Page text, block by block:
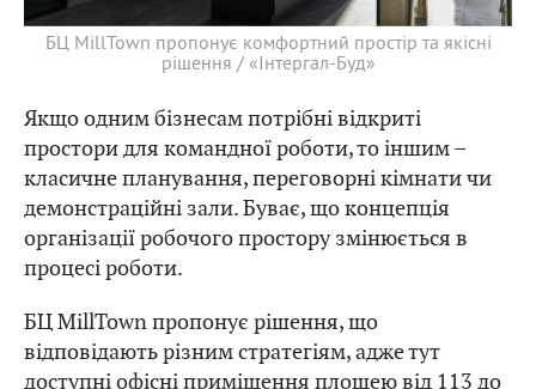
БЦ MillTown пропонує комфортний простір та якісні
рішення / «Інтергал-Буд»
Якщо одним бізнесам потрібні відкриті
простори для командної роботи, то іншим –
класичне планування, переговорні кімнати чи
демонстраційні зали. Буває, що концепція
організації робочого простору змінюється в
процесі роботи.
БЦ MillTown пропонує рішення, що
відповідають різним стратегіям, адже тут
доступні офісні приміщення площею від 113 до